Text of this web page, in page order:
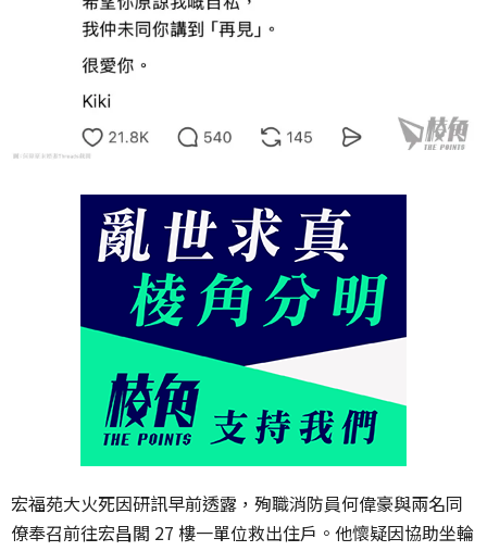
宏福苑大火死因研訊早前透露，殉職消防員何偉豪與兩名同
僚奉召前往宏昌閣 27 樓一單位救出住戶。他懷疑因協助坐輪